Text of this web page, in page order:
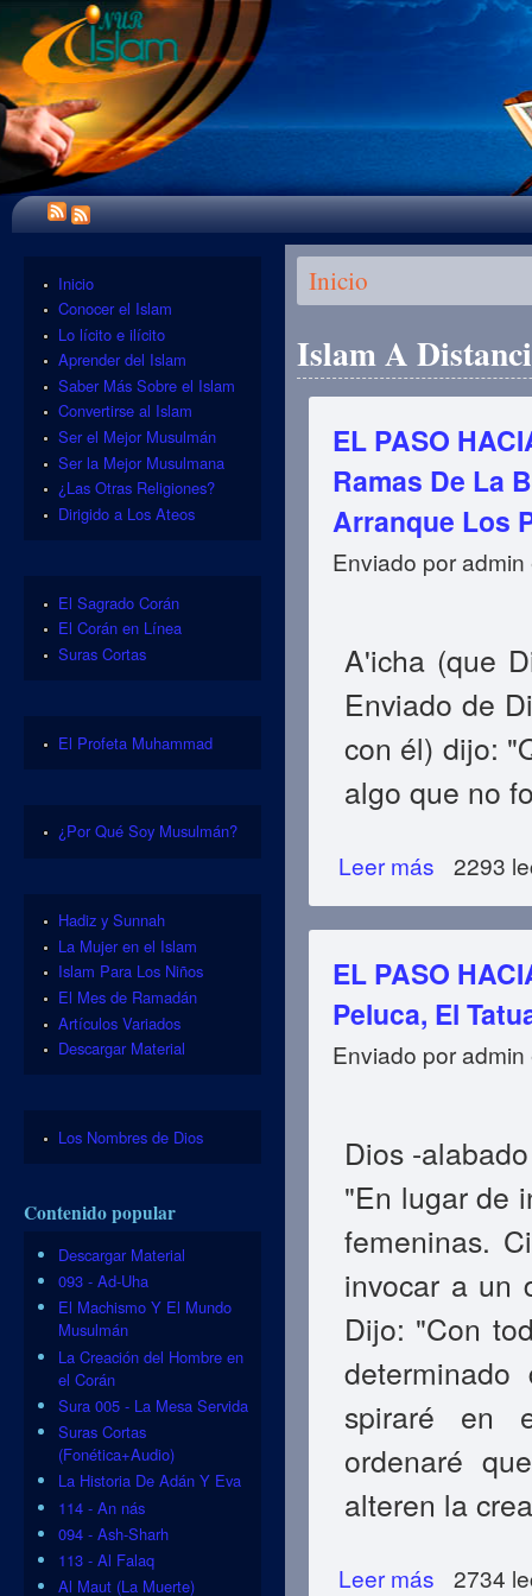
Se encuentra usted aquí
Inicio
Islam A
EL PASO
Ramas De La
Arranque Los
Enviado poradmin
A'icha (que
Enviado de
con él) dijo:
algo que no
Leer más sobre EL
Arranque Los
2293
EL PASO
Peluca, El
Enviado poradmin
Dios -
"En lugar de
feme­ninas.
invocar a un
Dijo: "Con
spiraré en
ordenaré
alteren la
Leer más sobre EL
2734
Inicio
Conocer el Islam
Lo lícito e ilícito
Aprender del Islam
Saber Más Sobre el Islam
Convertirse al Islam
Ser el Mejor Musulmán
Ser la Mejor Musulmana
¿Las Otras Religiones?
Dirigido a Los Ateos
El Sagrado Corán
El Corán en Línea
Suras Cortas
El Profeta Muhammad
¿Por Qué Soy Musulmán?
Hadiz y Sunnah
La Mujer en el Islam
Islam Para Los Niños
El Mes de Ramadán
Artículos Variados
Descargar Material
Los Nombres de Dios
Contenido popular
Descargar Material
093 - Ad-Uha
El Machismo Y El Mundo
Musulmán
La Creación del Hombre en
el Corán
Sura 005 - La Mesa Servida
Suras Cortas
(Fonética+Audio)
La Historia De Adán Y Eva
114 - An nás
094 - Ash-Sharh
113 - Al Falaq
Al Maut (La Muerte)